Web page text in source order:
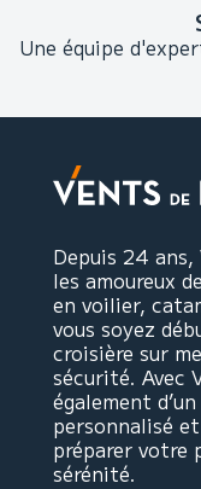
Une équipe
Depuis 24
les amoureux
en voilier,
vous soyez
croisière sur
sécurité. Avec
également
personnalisé
préparer votre
sérénité.